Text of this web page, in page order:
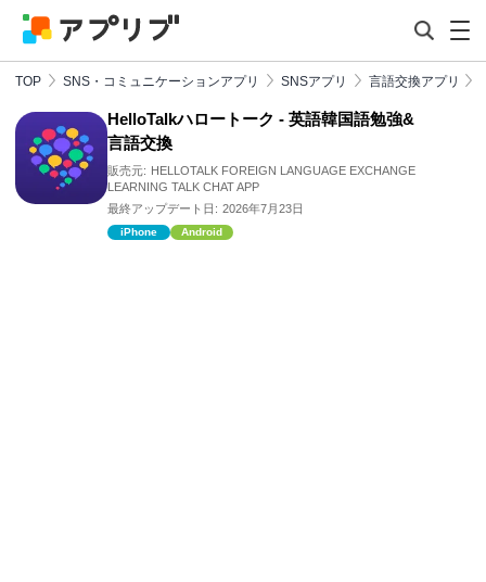
TOP SNS・コミュニケーションアプリ SNSアプリ 言語交換アプリ
HelloTalkハロートーク - 英語韓国語勉強&
言語交換
販売元: HELLOTALK FOREIGN LANGUAGE EXCHANGE
LEARNING TALK CHAT APP
最終アップデート日: 2026年7月23日
iPhone Android